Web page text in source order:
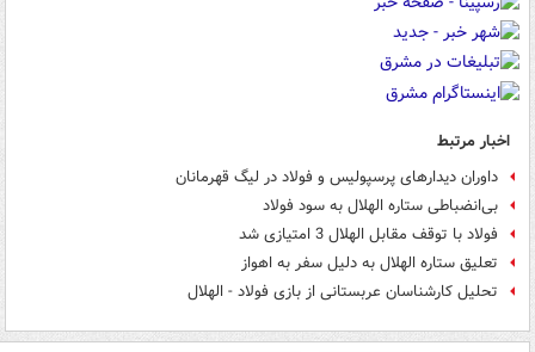
اخبار مرتبط
داوران دیدارهای پرسپولیس و فولاد در لیگ قهرمانان
بی‌انضباطی ستاره الهلال به سود فولاد
فولاد با توقف مقابل الهلال 3 امتیازی شد
تعلیق ستاره الهلال به دلیل سفر به اهواز
تحلیل کارشناسان عربستانی از بازی فولاد - الهلال